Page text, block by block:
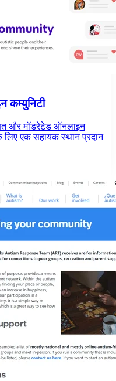
कम्युनिटी
और मॉडरेटेड ऑनलाइन
एक सहायक स्थान प्रदान